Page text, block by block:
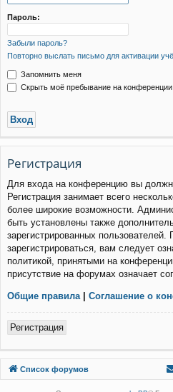
Пароль:
Забыли пароль?
Повторно выслать письмо для активации
Запомнить меня
Скрыть моё пребывание на конференции
Регистрация
Для входа на конференцию вы
Регистрация занимает всего
более широкие возможности.
быть установлены также
зарегистрированных
зарегистрироваться, вам следует
политикой, принятыми на
присутствие на форумах означает
Общие правила | Соглашение о
Регистрация
Список форумов
Связаться с